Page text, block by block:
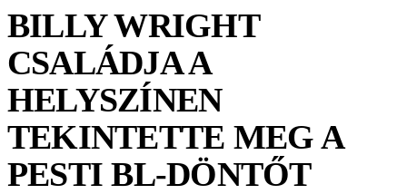
BILLY WRIGHT
CSALÁDJA A
HELYSZÍNEN
TEKINTETTE MEG A
PESTI BL-DÖNTŐT